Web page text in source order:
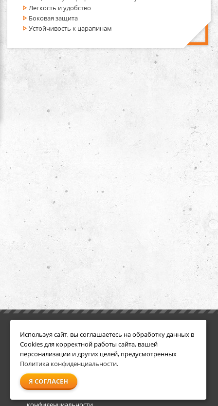
Легкость и удобство
Боковая защита
Устойчивость к царапинам
Условия возврата
О компании
Доставка
Оплата
Гарантия и сервис
Акции
Используя сайт, вы соглашаетесь на обработку данных в
Cookies для корректной работы сайта, вашей
персонализации и других целей, предусмотренных
Политика конфиденциальности.
Я СОГЛАСЕН